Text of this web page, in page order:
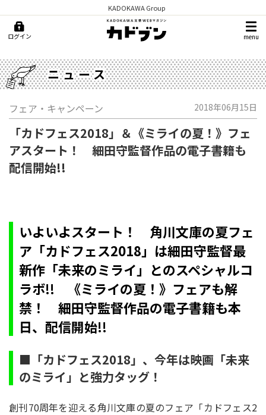
KADOKAWA Group
ログイン menu
ニュース
フェア・キャンペーン 2018年06月15日
「カドフェス2018」＆《ミライの夏！》フェ
アスタート！ 細田守監督作品の電子書籍も
配信開始!!
いよいよスタート！ 角川文庫の夏フェ
ア「カドフェス2018」は細田守監督最
新作「未来のミライ」とのスペシャルコ
ラボ!! 《ミライの夏！》フェアも解
禁！ 細田守監督作品の電子書籍も本
日、配信開始!!
■「カドフェス2018」、今年は映画「未来
のミライ」と強力タッグ！
創刊70周年を迎える角川文庫の夏のフェア「カドフェス2